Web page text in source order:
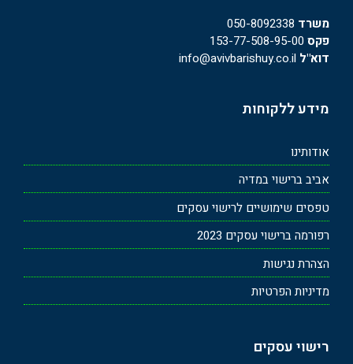
משרד 050-8092338
פקס
דוא"ל
מידע ללקוחות
אודותינו
אביב ברישוי במדיה
טפסים שימושיים לרישוי עסקים
רפורמה ברישוי עסקים 2023
הצהרת נגישות
מדיניות הפרטיות
רישוי עסקים